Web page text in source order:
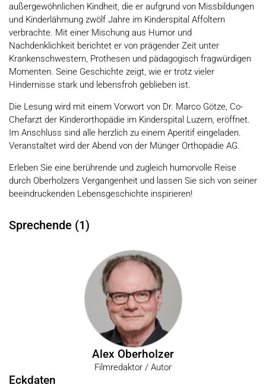
außergewöhnlichen Kindheit, die er aufgrund von Missbildungen
und Kinderlähmung zwölf Jahre im Kinderspital Affoltern
verbrachte. Mit einer Mischung aus Humor und
Nachdenklichkeit berichtet er von prägender Zeit unter
Krankenschwestern, Prothesen und pädagogisch fragwürdigen
Momenten. Seine Geschichte zeigt, wie er trotz vieler
Hindernisse stark und lebensfroh geblieben ist.
Die Lesung wird mit einem Vorwort von Dr. Marco Götze, Co-
Chefarzt der Kinderorthopädie im Kinderspital Luzern, eröffnet.
Im Anschluss sind alle herzlich zu einem Aperitif eingeladen.
Veranstaltet wird der Abend von der Münger Orthopädie AG.
Erleben Sie eine berührende und zugleich humorvolle Reise
durch Oberholzers Vergangenheit und lassen Sie sich von seiner
beeindruckenden Lebensgeschichte inspirieren!
Sprechende (1)
Alex Oberholzer
Filmredaktor / Autor
Eckdaten